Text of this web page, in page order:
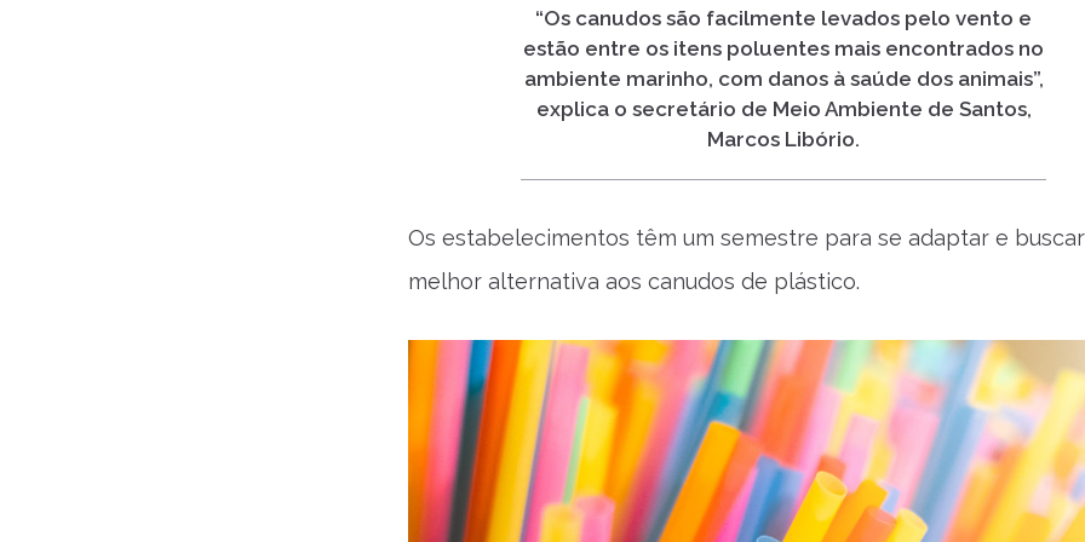
“Os canudos são facilmente levados pelo vento e
estão entre os itens poluentes mais encontrados no
ambiente marinho, com danos à saúde dos animais”,
explica o secretário de Meio Ambiente de Santos,
Marcos Libório.
Os estabelecimentos têm um semestre para se adaptar e
melhor alternativa aos canudos de plástico.